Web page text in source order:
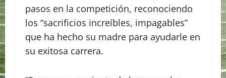
pasos en la competición, reconociendo
los “sacrificios increíbles, impagables”
que ha hecho su madre para ayudarle en
su exitosa carrera.